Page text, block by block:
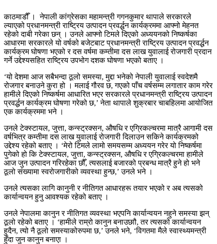
काठमाडौँ । नेपाली कांग्रेसका महामन्त्री गगनकुमार थापाले सरकारले
ल्याएको प्रधानमन्त्री राष्ट्रिय उत्पादन प्रवर्द्धन कार्यक्रममा आफ्नो मेहनत
रहेको दाबी गरेका छन् । उनले आफ्नो टिमले दिएको अध्ययनको निष्कर्षका
आधारमा सरकारले यो वर्षको बजेटबाट प्रधानमन्त्री राष्ट्रिय उत्पादन प्रवर्द्धन
कार्यक्रम घोषणा भएको र दस वर्षमा कम्तीमा दस लाख युवालाई रोजगारी प्रदान
गर्ने उद्देश्यसहित राष्ट्रिय उपभोग दशक घोषणा भएको बताए ।
‘यो देशमा आज सबैभन्दा ठूलो समस्या, मुद्दा भनेको नेपाली युवालाई स्वदेशमै
रोजगार बनाउने कुरा हो । मलाई गौरव छ, गएको पाँच वर्षसम्म लगातार काम गरेर
हामीले दिएको निष्कर्षमा आधारित भएर सरकारले प्रधानमन्त्री राष्ट्रिय उत्पादन
प्रवर्द्धन कार्यक्रम घोषणा गरेको छ,’ नेता थापाले शुक्रबार चाबहिलमा आयोजित
एक कार्यक्रममा भने ।
उनले टेक्स्टायल, जुत्ता, कन्स्ट्रक्सन, औषधि र एग्रिकल्चरमा मात्रै आगामी दस
वर्षभित्र कम्तीमा दस लाख युवालाई रोजगारी दिलाउन सकिने कार्यक्रमको
उद्देश्य रहेको बताए । ‘मेरो टिमले लामो समयसम्म अध्ययन गरेर यो निष्कर्षमा
पुगेको हो कि टेक्स्टायल, जुत्ता, कन्स्ट्रक्सन, औषधि र एग्रिकल्चरमा हामीले
आज जुन उत्पादन गरिरहेका छौँ, त्यसलाई बजारको प्रबन्ध मात्रै हुने हो भने
ठूलो संख्यामा स्वरोजगारीको व्यवस्था हुन्छ,’ उनले भने ।
उनले त्यसका लागि कानुनी र नीतिगत आधारहरू तयार भएको र अब त्यसको
कार्यान्वयन हुनु आवश्यक रहेको बताए ।
उनले नेपालमा कानुन र नीतिगत व्यवस्था भएपनि कार्यान्वयन नहुने समस्या झन्
ठूलो रहेको बताए । ‘हामीले राम्रो कानुन बनाउछाौ, तर त्यसको कार्यान्वयन
हुदैन, त्यो नै ठूलो समस्याकोरुपमा छ,’ उनले भने, ‘विगतमा मैले स्वास्थ्यमन्त्री
हुँदा जुन कानुन बनाएा ।